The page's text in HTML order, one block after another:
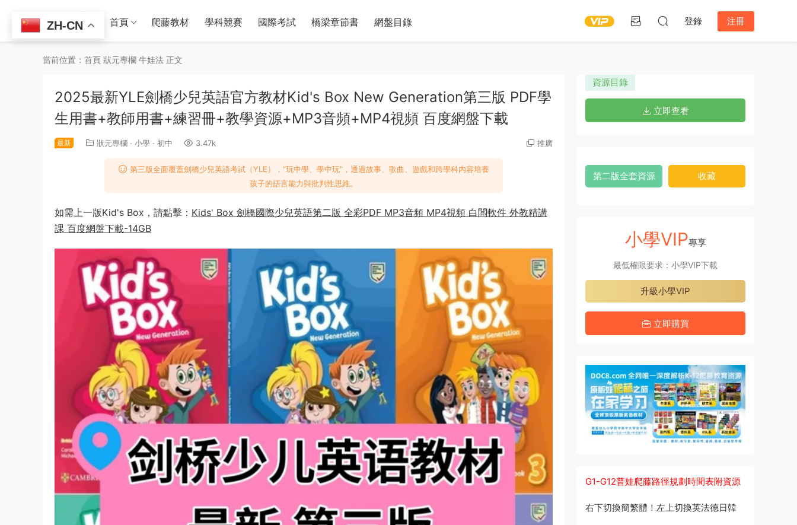
首頁 爬藤教材 學科競賽 國際考試 橋梁章節書 網盤目錄 登錄 注冊
當前位置： 首頁 狀元專欄 牛娃法 正文
2025最新YLE劍橋少兒英語官方教材Kid's Box New Generation第三版 PDF學
生用書+教師用書+練習冊+教學資源+MP3音頻+MP4視頻 百度網盤下載
最新 狀元專欄 · 小學 · 初中 3.47k 推廣
第三版全面覆蓋劍橋少兒英語考試（YLE），“玩中學、學中玩”，通過故事、歌曲、遊戲和跨學科内容培養
孩子的語言能力與批判性思維。
如需上一版Kid's Box，請點擊： Kids' Box 劍橋國際少兒英語第二版 全彩PDF MP3音頻 MP4視頻 白闆軟件 外教精講
課 百度網盤下載-14GB
資源目錄
立即查看
第二版全套資源 收藏
小學VIP專享
最低權限要求：小學VIP下載
升級小學VIP
立即購買
G1-G12普娃爬藤路徑規劃時間表附資源
右下切換簡繁體！左上切換英法德日韓
ZH-CN